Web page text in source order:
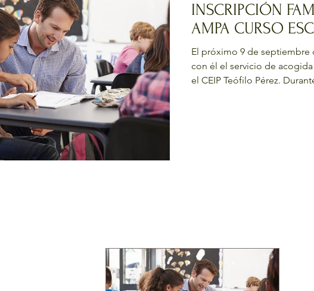
INSCRIPCIÓN
AMPA CURSO
El próximo 9 de septiembre
con él el servicio de
el CEIP Teófilo Pérez.